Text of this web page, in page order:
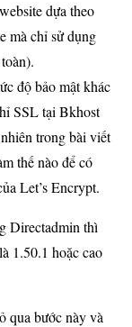
dựa theo
mà chỉ sử dụng
độ bảo mật khác
SSL tại Bkhost
trong bài viết
thế nào để có
Let’s Encrypt.
Directadmin thì
1.50.1 hoặc cao
qua bước này và